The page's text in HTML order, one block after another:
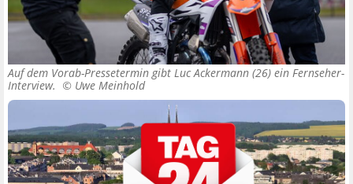
Auf dem Vorab-Pressetermin gibt Luc Ackermann (26) ein Fernseher-
Interview. © Uwe Meinhold